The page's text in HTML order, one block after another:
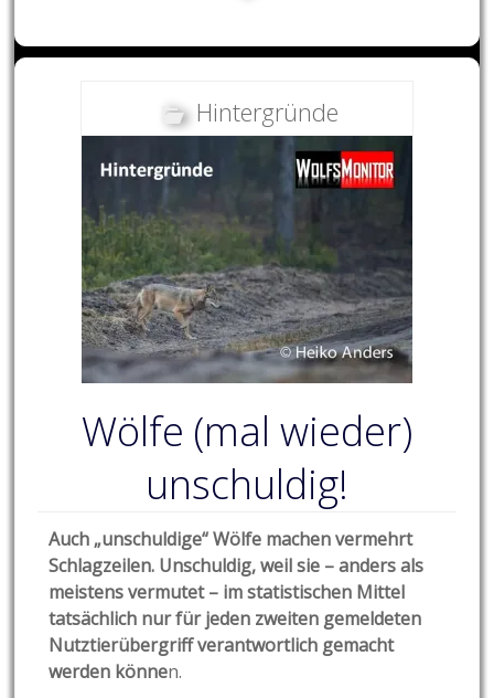
Hintergründe
Wölfe (mal wieder)
unschuldig!
Auch „unschuldige“ Wölfe machen vermehrt
Schlagzeilen. Unschuldig, weil sie – anders als
meistens vermutet – im statistischen Mittel
tatsächlich nur für jeden zweiten gemeldeten
Nutztierübergriff verantwortlich gemacht
werden können.